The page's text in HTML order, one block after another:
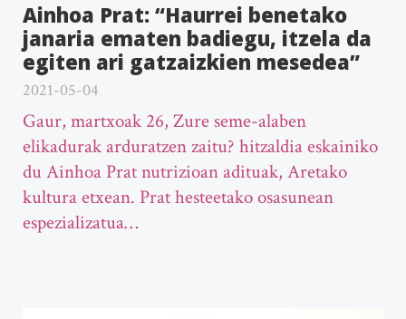
Ainhoa Prat: “Haurrei benetako
janaria ematen badiegu, itzela da
egiten ari gatzaizkien mesedea”
2021-05-04
Gaur, martxoak 26, Zure seme-alaben
elikadurak arduratzen zaitu? hitzaldia eskainiko
du Ainhoa Prat nutrizioan adituak, Aretako
kultura etxean. Prat hesteetako osasunean
espezializatua…